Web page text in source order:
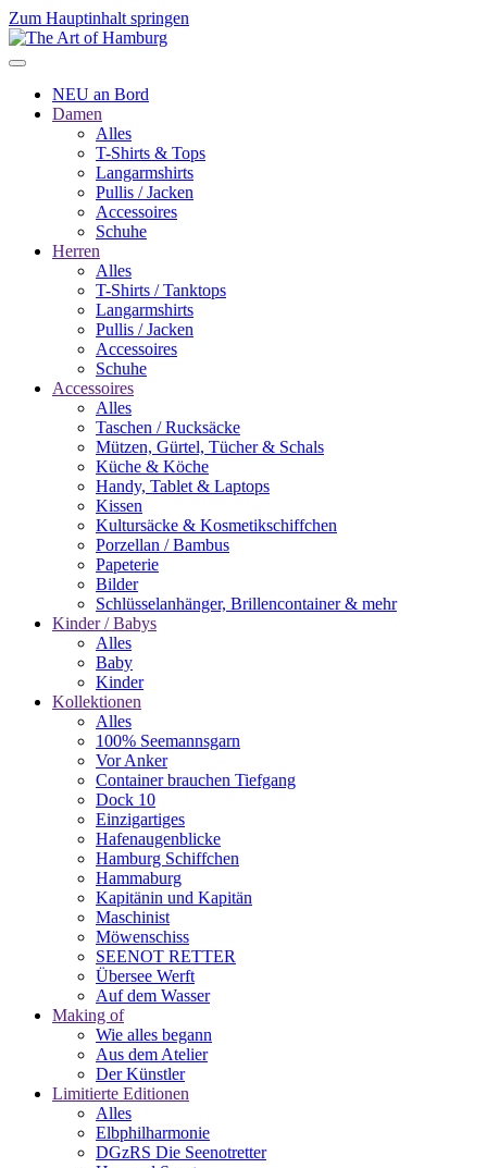
Zum Hauptinhalt springen
NEU an Bord
Damen
Alles
T-Shirts & Tops
Langarmshirts
Pullis / Jacken
Accessoires
Schuhe
Herren
Alles
T-Shirts / Tanktops
Langarmshirts
Pullis / Jacken
Accessoires
Schuhe
Accessoires
Alles
Taschen / Rucksäcke
Mützen, Gürtel, Tücher & Schals
Küche & Köche
Handy, Tablet & Laptops
Kissen
Kultursäcke & Kosmetikschiffchen
Porzellan / Bambus
Papeterie
Bilder
Schlüsselanhänger, Brillencontainer & mehr
Kinder / Babys
Alles
Baby
Kinder
Kollektionen
Alles
100% Seemannsgarn
Vor Anker
Container brauchen Tiefgang
Dock 10
Einzigartiges
Hafenaugen­blicke
Hamburg Schiffchen
Hammaburg
Kapitänin und Kapitän
Maschinist
Möwenschiss
SEENOT RETTER
Übersee Werft
Auf dem Wasser
Making of
Wie alles begann
Aus dem Atelier
Der Künstler
Limitierte Editionen
Alles
Elbphilharmonie
DGzRS Die Seenotretter